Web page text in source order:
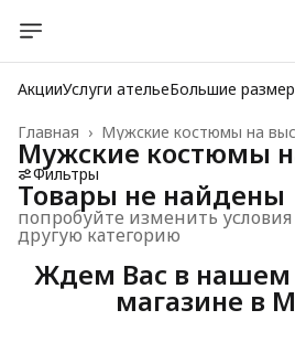
АкцииУслуги ательеБольшие
Мужские костюмы на
Главная ›
Мужские костюмы
Фильтры
Товары не найдены
попробуйте изменить
другую категорию
Ждем Вас в
магазине в